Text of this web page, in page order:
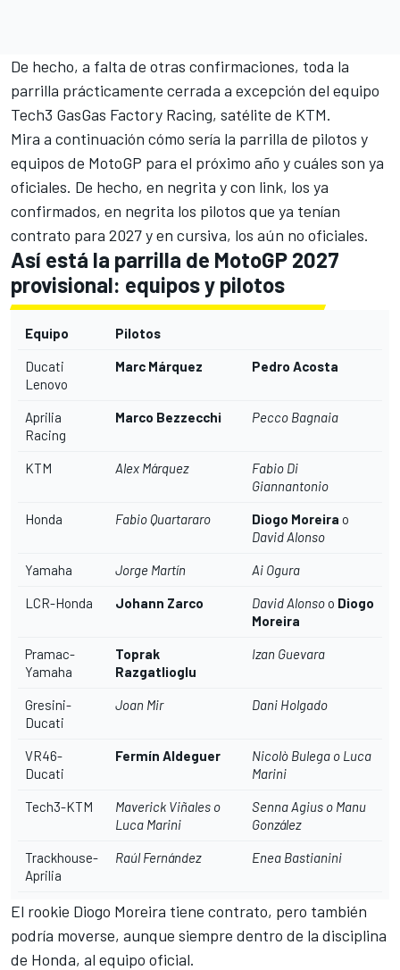
De hecho, a falta de otras confirmaciones, toda la
parrilla prácticamente cerrada a excepción del equipo
Tech3 GasGas Factory Racing, satélite de KTM.
Mira a continuación cómo sería la parrilla de pilotos y
equipos de MotoGP para el próximo año y cuáles son ya
oficiales. De hecho, en negrita y con link, los ya
confirmados, en negrita los pilotos que ya tenían
contrato para 2027 y en cursiva, los aún no oficiales.
Así está la parrilla de MotoGP 2027
provisional: equipos y pilotos
Equipo Pilotos
Ducati
Lenovo
Marc Márquez Pedro Acosta
Aprilia
Racing
Marco Bezzecchi Pecco Bagnaia
KTM Alex Márquez
Fabio Di
Giannantonio
Honda Fabio Quartararo Diogo Moreira o
David Alonso
Yamaha Jorge Martín Ai Ogura
LCR-Honda Johann Zarco David Alonsoo Diogo
Moreira
Pramac-
Yamaha
Toprak
Razgatlioglu
Izan Guevara
Gresini-
Ducati
Joan Mir Dani Holgado
VR46-
Ducati
Fermín Aldeguer Nicolò Bulega o Luca
Marini
Tech3-KTM Maverick Viñales o
Luca Marini
Senna Agius o Manu
González
Trackhouse-
Aprilia
Raúl Fernández Enea Bastianini
El rookie Diogo Moreira tiene contrato, pero también
podría moverse, aunque siempre dentro de la disciplina
de Honda, al equipo oficial.